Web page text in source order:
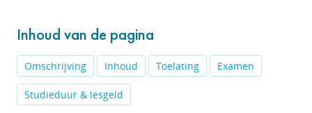
Inhoud van de pagina
Omschrijving Inhoud Toelating Examen
Studieduur & lesgeld